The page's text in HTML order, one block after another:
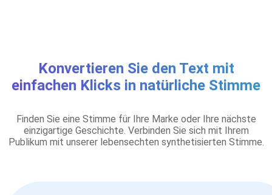
Konvertieren Sie den Text mit
einfachen Klicks in natürliche Stimme
Finden Sie eine Stimme für Ihre Marke oder Ihre nächste
einzigartige Geschichte. Verbinden Sie sich mit Ihrem
Publikum mit unserer lebensechten synthetisierten Stimme.